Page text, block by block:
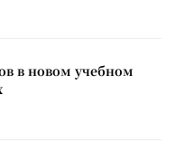
в новом учебном